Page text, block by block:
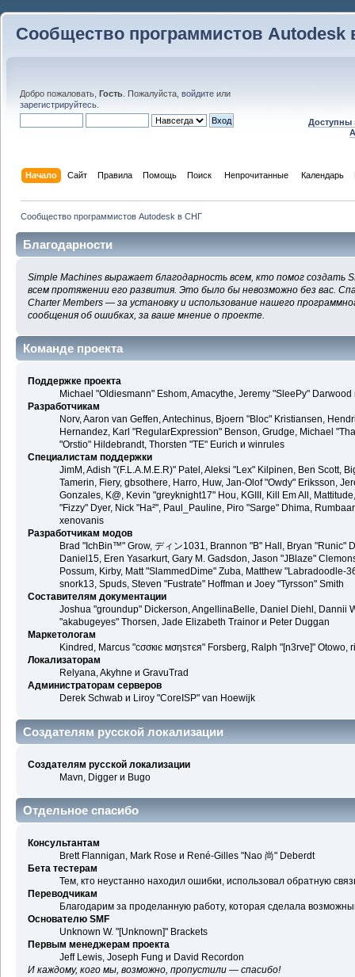
Сообщество программистов Autodesk
Добро пожаловать, Гость . Пожалуйста, войдите или
зарегистрируйтесь
Доступны
Начало Сайт Правила Помощь Поиск Непрочитанные Календарь
Сообщество программистов Autodesk в СНГ
Благодарности
Simple Machines выражает благодарность всем, кто помог создать
всем протяжении его развития. Это было бы невозможно без вас.
Charter Members — за установку и использование нашего
сообщения об ошибках, за ваше мнение о проекте.
Команде проекта
Поддержке проекта
Michael "Oldiesmann" Eshom, Amacythe, Jeremy "SleePy"
Разработчикам
Norv, Aaron van Geffen, Antechinus, Bjoern "Bloc" Kristiansen,
Hernandez, Karl "RegularExpression" Benson, Grudge, Michael
"Orstio" Hildebrandt, Thorsten "TE" Eurich и winrules
Специалистам поддержки
JimM, Adish "(F.L.A.M.E.R)" Patel, Aleksi "Lex" Kilpinen, Ben Scott,
Tamerin, Fiery, gbsothere, Harro, Huw, Jan-Olof "Owdy" Eriksson,
Gonzales, K@, Kevin "greyknight17" Hou, KGIII, Kill Em All,
"Fizzy" Dyer, Nick "Ha²", Paul_Pauline, Piro "Sarge" Dhima,
xenovanis
Разработчикам модов
Brad "IchBin™" Grow, ディン1031, Brannon "B" Hall, Bryan "Runic"
Daniel15, Eren Yasarkurt, Gary M. Gadsdon, Jason "JBlaze"
Possum, Kirby, Matt "SlammedDime" Zuba, Matthew "Labradoodle-
snork13, Spuds, Steven "Fustrate" Hoffman и Joey "Tyrsson" Smith
Составителям документации
Joshua "groundup" Dickerson, AngellinaBelle, Daniel Diehl, Dannii
"akabugeyes" Thorsen, Jade Elizabeth Trainor и Peter Duggan
Маркетологам
Kindred, Marcus "cσσкιє мσηѕтєя" Forsberg, Ralph "[n3rve]" Otowo,
Локализаторам
Relyana, Akyhne и GravuTrad
Администраторам серверов
Derek Schwab и Liroy "CoreISP" van Hoewijk
Создателям русской локализации
Создателям русской локализации
Mavn, Digger и Bugo
Отдельное спасибо
Консультантам
Brett Flannigan, Mark Rose и René-Gilles "Nao 尚" Deberdt
Бета тестерам
Тем, кто неустанно находил ошибки, использовал обратную
Переводчикам
Благодарим за проделанную работу, которая сделала
Основателю SMF
Unknown W. "[Unknown]" Brackets
Первым менеджерам проекта
Jeff Lewis, Joseph Fung и David Recordon
И каждому, кого мы, возможно, пропустили — спасибо!